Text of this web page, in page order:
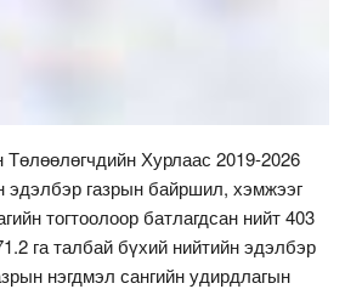
Хурлаас 2019-2026
эдэлбэр газрын байршил, хэмжээг
тогтоолоор батлагдсан нийт 403
га талбай бүхий нийтийн эдэлбэр
нэгдмэл сангийн удирдлагын